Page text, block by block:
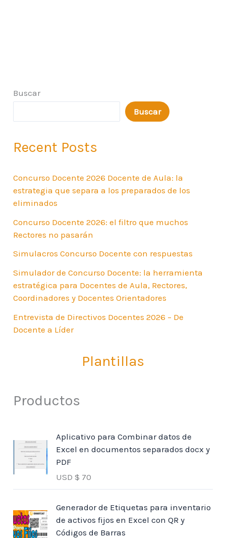
Buscar
Buscar
Recent Posts
Concurso Docente 2026 Docente de Aula: la
estrategia que separa a los preparados de los
eliminados
Concurso Docente 2026: el filtro que muchos
Rectores no pasarán
Simulacros Concurso Docente con respuestas
Simulador de Concurso Docente: la herramienta
estratégica para Docentes de Aula, Rectores,
Coordinadores y Docentes Orientadores
Entrevista de Directivos Docentes 2026 – De
Docente a Líder
Plantillas
Productos
Aplicativo para Combinar datos de
Excel en documentos separados docx y
PDF
USD $ 70
Generador de Etiquetas para inventario
de activos fijos en Excel con QR y
Códigos de Barras